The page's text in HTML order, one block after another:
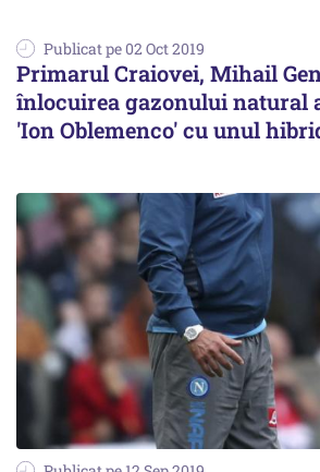
Publicat pe 02 Oct 2019
Primarul Craiovei, Mihail
înlocuirea gazonului natural
'Ion Oblemenco' cu unul